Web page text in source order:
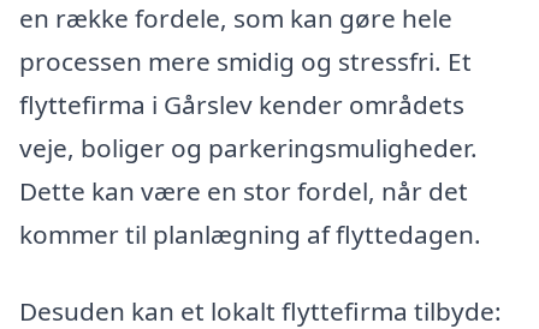
en række fordele, som kan gøre hele
processen mere smidig og stressfri. Et
flyttefirma i Gårslev kender områdets
veje, boliger og parkeringsmuligheder.
Dette kan være en stor fordel, når det
kommer til planlægning af flyttedagen.
Desuden kan et lokalt flyttefirma tilbyde: